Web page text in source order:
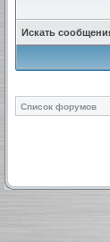
Искать
Список форумов